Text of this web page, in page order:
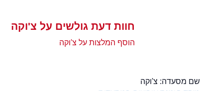
חוות דעת גולשים על צ'וקה
הוסף המלצות על צ'וקה
שם מסעדה: צ'וקה